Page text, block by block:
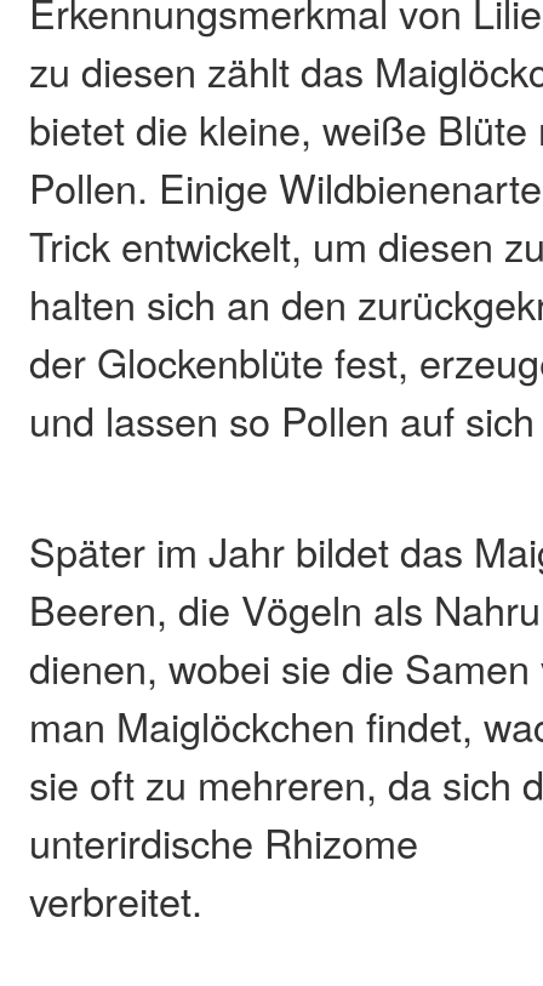
Erkennungsmerkmal von
zu diesen zählt das
bietet die kleine, weiße
Pollen. Einige
Trick entwickelt, um diesen
halten sich an den
der Glockenblüte fest,
und lassen so Pollen auf
Später im Jahr bildet das
Beeren, die Vögeln als
dienen, wobei sie die
man Maiglöckchen findet,
sie oft zu mehreren, da sich
unterirdische Rhizome
verbreitet.